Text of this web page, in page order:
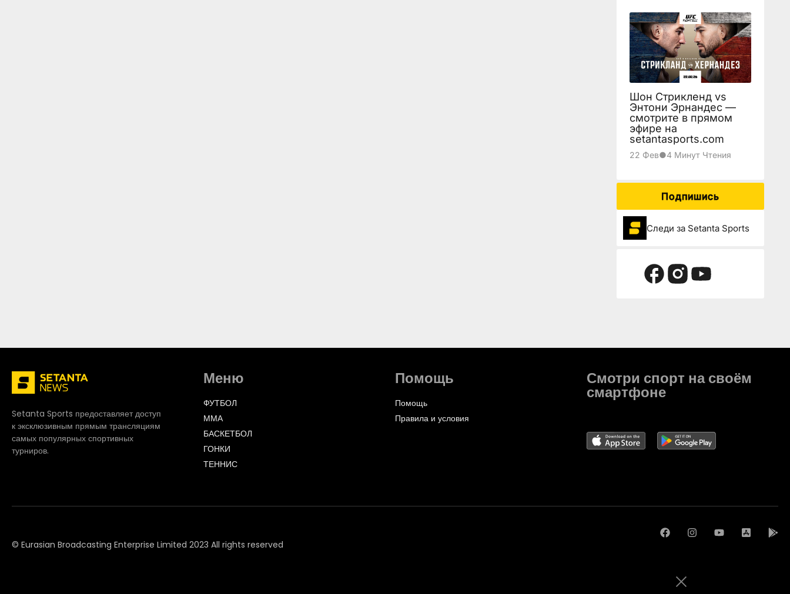
Шон Стрикленд vs
Энтони Эрнандес —
смотрите в прямом
эфире на
setantasports.com
22 Фев●4 Минут Чтения
Подпишись
Следи за Setanta Sports
Setanta Sports предоставляет доступ
к эксклюзивным прямым трансляциям
самых популярных спортивных
турниров.
Меню
ФУТБОЛ
ММА
БАСКЕТБОЛ
ГОНКИ
ТЕННИС
Помощь
Помощь
Правила и условия
Смотри спорт на своём
смартфоне
© Eurasian Broadcasting Enterprise Limited 2023 All rights reserved